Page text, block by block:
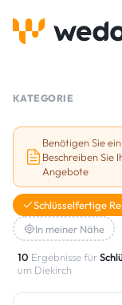
Referenzen
Förderungen &
Stellenbörse
Sind Sie
KATEGORIE
Benötigen Sie
Beschreiben Sie
Angebote
Schlüsselfertige
In meiner Nähe
10 Ergebnisse für
um Diekirch